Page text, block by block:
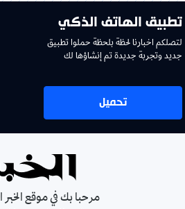
تطبيق الهاتف الذكي
لتصلكم اخبارنا لحظة بلحظة حملوا تطبيق
جديد وتجربة جديدة تم إنشاؤها لك
تحميل
مرحبا بك في موقع الخبر